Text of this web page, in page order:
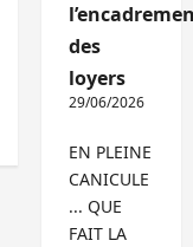
des
loyers
29/06/2026
EN PLEINE
CANICULE
... QUE
FAIT LA